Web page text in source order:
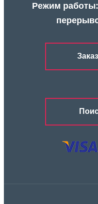
Режим работы: